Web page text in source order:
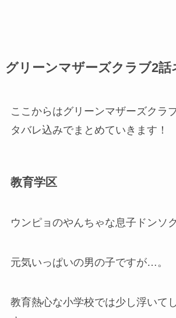
グリーンマザーズクラブ2話
ここからはグリーンマザーズクラ
タバレ込みでまとめていきます！
教育学区
ウンピョのやんちゃな息子ドンソク
元気いっぱいの男の子ですが…。
教育熱心な小学校では少し浮いて